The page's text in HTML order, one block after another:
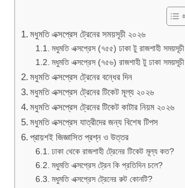
মধুমতি এক্সপ্রেস ট্রেনের সময়সূচী ২০২৬
মধুমতি এক্সপ্রেস (৭৫৫) ঢাকা টু রাজশাহী সময়সূচী
মধুমতি এক্সপ্রেস (৭৫৬) রাজশাহী টু ঢাকা সময়সূচী
মধুমতি এক্সপ্রেস ট্রেনের বন্ধের দিন
মধুমতি এক্সপ্রেস ট্রেনের টিকেট মূল্য ২০২৬
মধুমতি এক্সপ্রেস ট্রেনের টিকেট কাটার নিয়ম ২০২৬
মধুমতি এক্সপ্রেস যাত্রীদের জন্য বিশেষ টিপস
প্রায়শই জিজ্ঞাসিত প্রশ্ন ও উত্তর
ঢাকা থেকে রাজশাহী ট্রেনের টিকেট মূল্য কত?
মধুমতি এক্সপ্রেস ট্রেন কি প্রতিদিন চলে?
মধুমতি এক্সপ্রেস ট্রেনের রুট কোনটি?